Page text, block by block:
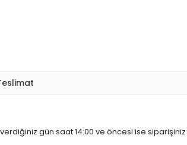
gün saat 14:00 ve öncesi ise